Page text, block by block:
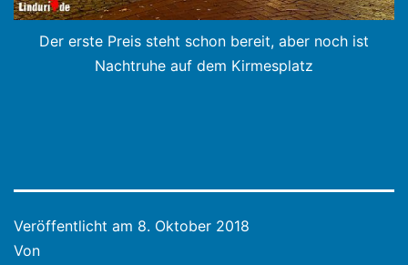
Der erste Preis steht schon bereit, aber noch ist
Nachtruhe auf dem Kirmesplatz
Veröffentlicht am 8. Oktober 2018
Von